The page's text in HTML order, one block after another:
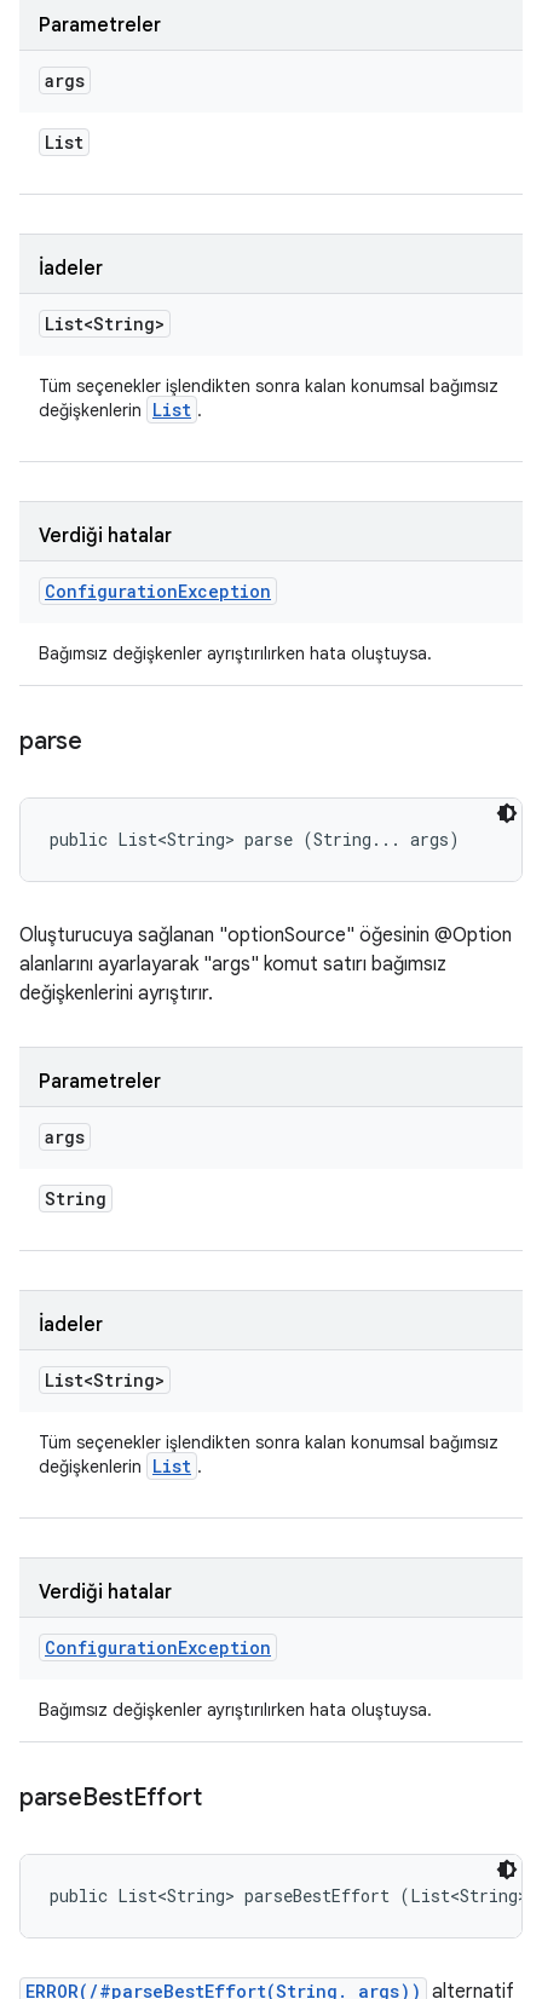
Parametreler
args
List
İadeler
List<String>
Tüm seçenekler işlendikten sonra kalan konumsal bağımsız
değişkenlerin
List .
Verdiği hatalar
ConfigurationException
Bağımsız değişkenler ayrıştırılırken hata oluştuysa.
parse
public List<String> parse (String... args)
Oluşturucuya sağlanan "optionSource" öğesinin @Option
alanlarını ayarlayarak "args" komut satırı bağımsız
değişkenlerini ayrıştırır.
Parametreler
args
String
İadeler
List<String>
Tüm seçenekler işlendikten sonra kalan konumsal bağımsız
değişkenlerin
List .
Verdiği hatalar
ConfigurationException
Bağımsız değişkenler ayrıştırılırken hata oluştuysa.
parseBestEffort
public List<String> parseBestEffort (List<String>
ERROR(/#parseBestEffort(String. args)) alternatif